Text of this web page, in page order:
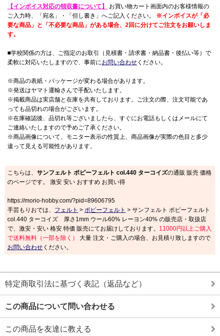
【インボイス対応の領収書について】
お買い物カート画面内のお客様情報の
ご入力時、「宛名」・「但し書き」へご記入ください。 ※インボイスが「必
要な商品」と「不必要な商品」がある場合、2回に分けてご注文をお願いしま
す。
■学校関係の方は、ご指定のお取引（見積書・請求書・納品書・後払い等）で
柔軟に対応いたしますので、事前にお問い合わせ ください。
※商品の表紙・パッケージが変わる場合があります。
※発送はヤマト運輸さんで手配いたします。
※掲載商品は実店舗と在庫を共有しております。ご注文の際、注文可能であ
っても品切れの場合がございます。
※在庫確認後、品切れ等ございましたら、すぐにお電話もしくはメールにて
ご連絡いたしますので予めご了承ください。
※商品画像について、モニター表示の性質上、商品画像が実際の色目と多少
違って見える可能性があります。
こちらは、 サンフェルト ポピーフェルト col.440 ターコイズの通販 販売 価格
のページです。 激安 安い おすすめ お買い得
https://morio-hobby.com/?pid=89606795
手芸もりおでは、 フェルト > ポピーフェルト > サンフェルト ポピーフェルト
col.440 ターコイズ 厚さ1mm ウール60% レーヨン40% の販売店・取扱店
で、激安・安い 格安 特価 販売にてお届けしております。 11000円以上ご購入
で送料無料（一部を除く）
大量 注文・ご購入の場合、お見積り致しますので
お問い合わせ ください。
特定商取引法に基づく表記（返品など）
この商品について問い合わせる
この商品を友達に教える